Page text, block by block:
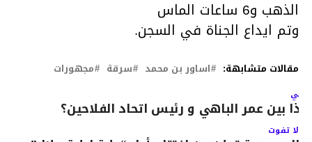
الذهب و6 ساعات الماس
وتم ايداع الجناة في السجن.
مقالات متشابهة: اساور بن محمد سرقة مجهورات
بين عمر الباهي و رئيس اتحاد الفلاحين؟
لا تفوت